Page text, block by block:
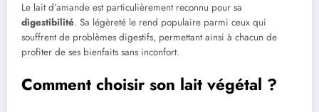
Le lait d’amande est particulièrement reconnu pour sa
digestibilité. Sa légèreté le rend populaire parmi ceux qui
souffrent de problèmes digestifs, permettant ainsi à chacun de
profiter de ses bienfaits sans inconfort.
Comment choisir son lait végétal ?